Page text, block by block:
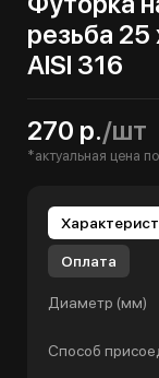
резьба
AISI 316
270 р./шт
*актуальная цена
Оплата
Диаметр (мм)
Способ